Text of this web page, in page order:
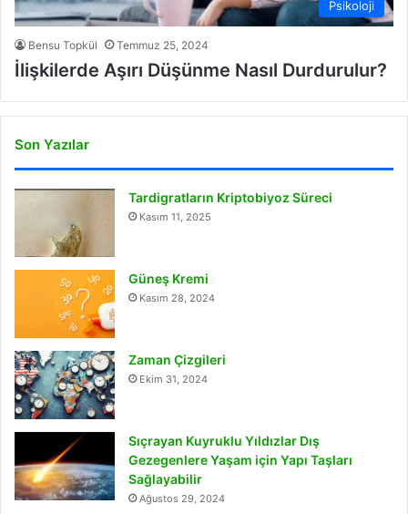
Psikoloji
Bensu Topkül Temmuz 25, 2024
İlişkilerde Aşırı Düşünme Nasıl Durdurulur?
Son Yazılar
Tardigratların Kriptobiyoz Süreci
Kasım 11, 2025
Güneş Kremi
Kasım 28, 2024
Zaman Çizgileri
Ekim 31, 2024
Sıçrayan Kuyruklu Yıldızlar Dış
Gezegenlere Yaşam için Yapı Taşları
Sağlayabilir
Ağustos 29, 2024